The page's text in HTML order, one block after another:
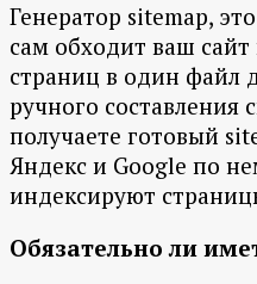
Генератор sitemap,
сам обходит ваш сайт
страниц в один файл
ручного составления
получаете готовый
Яндекс и Google по
индексируют
Обязательно ли